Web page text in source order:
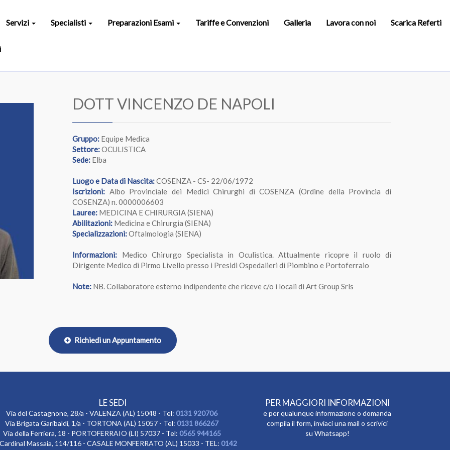
Servizi Specialisti Preparazioni Esami Tariffe e Convenzioni Galleria Lavora con noi Scarica Referti
DOTT VINCENZO DE NAPOLI
Gruppo: Equipe Medica
Settore:OCULISTICA
Sede: Elba
Luogo e Data di Nascita:COSENZA - CS- 22/06/1972
Iscrizioni: Albo Provinciale dei Medici Chirurghi di COSENZA (Ordine della Provincia di
COSENZA) n. 0000006603
Lauree: MEDICINA E CHIRURGIA (SIENA)
Abilitazioni: Medicina e Chirurgia (SIENA)
Specializzazioni:Oftalmologia (SIENA)
Informazioni: Medico Chirurgo Specialista in Oculistica. Attualmente ricopre il ruolo di
Dirigente Medico di Pirmo Livello presso i Presidi Ospedalieri di Piombino e Portoferraio
Note: NB. Collaboratore esterno indipendente che riceve c/o i locali di Art Group Srls
Richiedi un Appuntamento
LE SEDI
Via del Castagnone, 28/a - VALENZA (AL) 15048 - Tel: 0131 920706
Via Brigata Garibaldi, 1/a - TORTONA (AL) 15057 - Tel: 0131 866267
Via della Ferriera, 18 - PORTOFERRAIO (LI) 57037 - Tel: 0565 944165
Massaia, 114/116 - CASALE MONFERRATO (AL) 15033 - TEL: 0142
PER MAGGIORI INFORMAZIONI
e per qualunque informazione o domanda
compila il form, inviaci una mail o scrivici
su Whatsapp!